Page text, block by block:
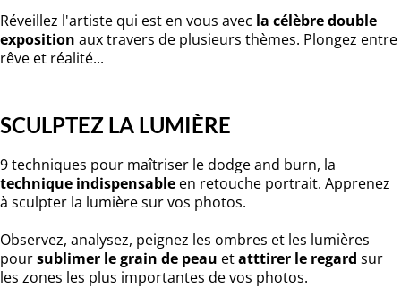
Réveillez l'artiste qui est en vous avec la célèbre double
exposition aux travers de plusieurs thèmes. Plongez entre
rêve et réalité...
SCULPTEZ LA LUMIÈRE
9 techniques pour maîtriser le dodge and burn, la
technique indispensable en retouche portrait. Apprenez
à sculpter la lumière sur vos photos.
Observez, analysez, peignez les ombres et les lumières
poursublimer le grain de peau etatttirer le regard sur
les zones les plus importantes de vos photos.